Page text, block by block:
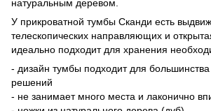
натуральным деревом.
У прикроватной тумбы Сканди есть
телескопических направляющих и
идеально подходит для хранения
- дизайн тумбы подходит для
решений
- не занимает много места и лаконично